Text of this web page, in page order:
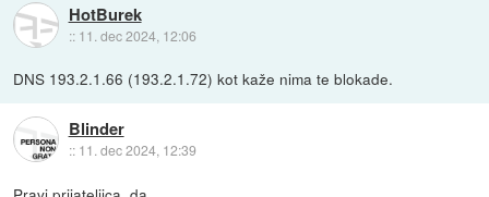
HotBurek
:: 11. dec 2024, 12:06
DNS 193.2.1.66 (193.2.1.72) kot kaže nima te blokade.
Blinder
:: 11. dec 2024, 12:39